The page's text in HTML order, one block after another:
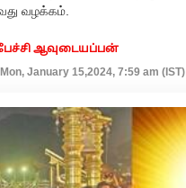
வழக்கம்.
ஆவுடையப்பன்
January 15,2024, 7:59 am (IST)